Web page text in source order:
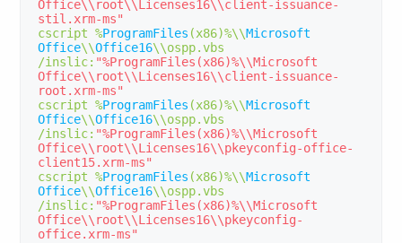
Office\\root\\Licenses16\\client-issuance-
stil.xrm-ms"
cscript %ProgramFiles (x86)%\\Microsoft
Office\\Office16\\ospp.
/inslic: "%ProgramFiles(x86)%\\Microsoft
Office\\root\\Licenses16\\client-issuance-
root.xrm-ms"
cscript %ProgramFiles (x86)%\\Microsoft
Office\\Office16\\ospp.
/inslic: "%ProgramFiles(x86)%\\Microsoft
Office\\root\\Licenses16\\pkeyconfig-office-
client15.xrm-ms"
cscript %ProgramFiles (x86)%\\Microsoft
Office\\Office16\\ospp.
/inslic: "%ProgramFiles(x86)%\\Microsoft
Office\\root\\Licenses16\\pkeyconfig-
office.xrm-ms"